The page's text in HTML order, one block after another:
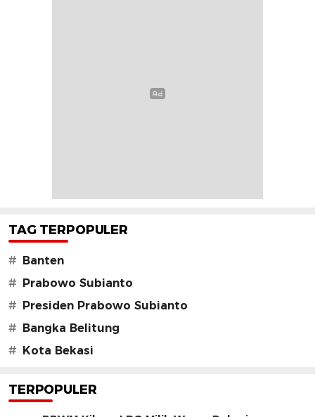
TAG TERPOPULER
# Banten
# Prabowo Subianto
# Presiden Prabowo Subianto
# Bangka Belitung
# Kota Bekasi
TERPOPULER